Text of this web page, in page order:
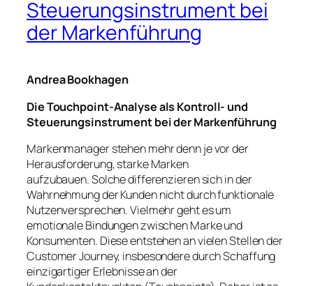
Steuerungsinstrument bei
der Markenführung
Andrea Bookhagen
Die Touchpoint-Analyse als Kontroll- und
Steuerungsinstrument bei der Markenführung
Markenmanager stehen mehr denn je vor der
Herausforderung, starke Marken
aufzubauen. Solche differenzieren sich in der
Wahrnehmung der Kunden nicht durch funktionale
Nutzenversprechen. Vielmehr geht es um
emotionale Bindungen zwischen Marke und
Konsumenten. Diese entstehen an vielen Stellen der
Customer Journey, insbesondere durch Schaffung
einzigartiger Erlebnisse an der